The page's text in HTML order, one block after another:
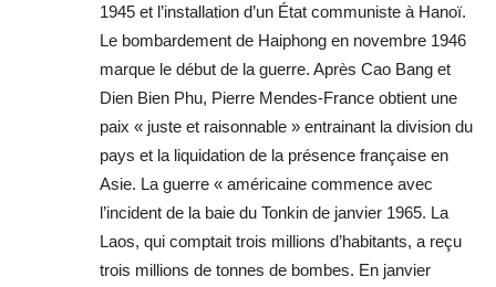
1945 et l’installation d’un État communiste à Hanoï.
Le bombardement de Haiphong en novembre 1946
marque le début de la guerre. Après Cao Bang et
Dien Bien Phu, Pierre Mendes-France obtient une
paix « juste et raisonnable » entrainant la division du
pays et la liquidation de la présence française en
Asie. La guerre « américaine commence avec
l’incident de la baie du Tonkin de janvier 1965. La
Laos, qui comptait trois millions d’habitants, a reçu
trois millions de tonnes de bombes. En janvier